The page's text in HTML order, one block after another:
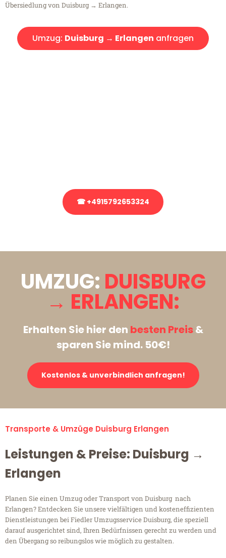
Übersiedlung von Duisburg → Erlangen.
Umzug: Duisburg → Erlangen anfragen
☎ +4915792653324
UMZUG: DUISBURG
→ ERLANGEN:
Erhalten Sie hier den besten Preis&
sparen Sie mind. 50€!
Kostenlos & unverbindlich anfragen!
Transporte & Umzüge Duisburg Erlangen
Leistungen & Preise: Duisburg →
Erlangen
Planen Sie einen Umzug oder Transport von Duisburg nach
Erlangen? Entdecken Sie unsere vielfältigen und kosteneffizienten
Dienstleistungen bei Fiedler Umzugsservice Duisburg, die speziell
darauf ausgerichtet sind, Ihren Bedürfnissen gerecht zu werden und
den Übergang so reibungslos wie möglich zu gestalten.